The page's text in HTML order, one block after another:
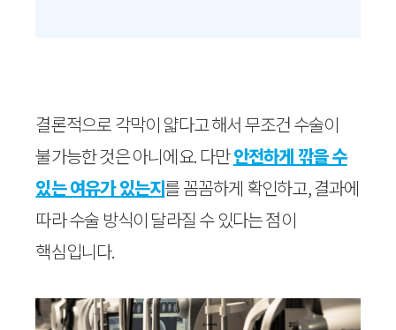
결론적으로 각막이 얇다고 해서 무조건 수술이
불가능한 것은 아니에요. 다만안전하게 깎을 수
있는 여유가 있는지를 꼼꼼하게 확인하고, 결과에
따라 수술 방식이 달라질 수 있다는 점이
핵심입니다.